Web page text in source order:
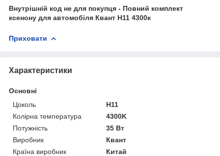
Внутрішній код не для покупця - Повний комплект
ксенону для автомобіля Квант H11 4300к
Приховати
Характеристики
Основні
Цоколь
H11
Колірна температура
4300K
Потужність
35 Вт
Виробник
Квант
Країна виробник
Китай